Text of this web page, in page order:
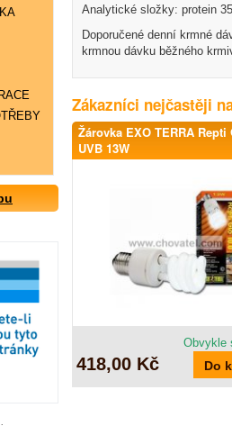
Analytické složky: protein
Doporučené denní krmné
krmnou dávku běžného
Zákazníci nejčastěji
Žárovka EXO TERRA Repti
UVB 13W
Obvykle
418,00 Kč